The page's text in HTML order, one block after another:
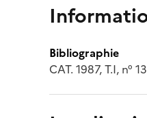
Bibliographie
CAT. 1987, T.I, n°